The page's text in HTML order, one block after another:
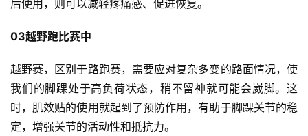
后使用，则可以减轻疼痛感、促进恢复。
03越野跑比赛中
越野赛，区别于路跑赛，需要应对复杂多变的路面情况，使
我们的脚踝处于高负荷状态，稍不留神就可能会崴脚。这
时，肌效贴的使用就起到了预防作用，有助于脚踝关节的稳
定，增强关节的活动性和抵抗力。